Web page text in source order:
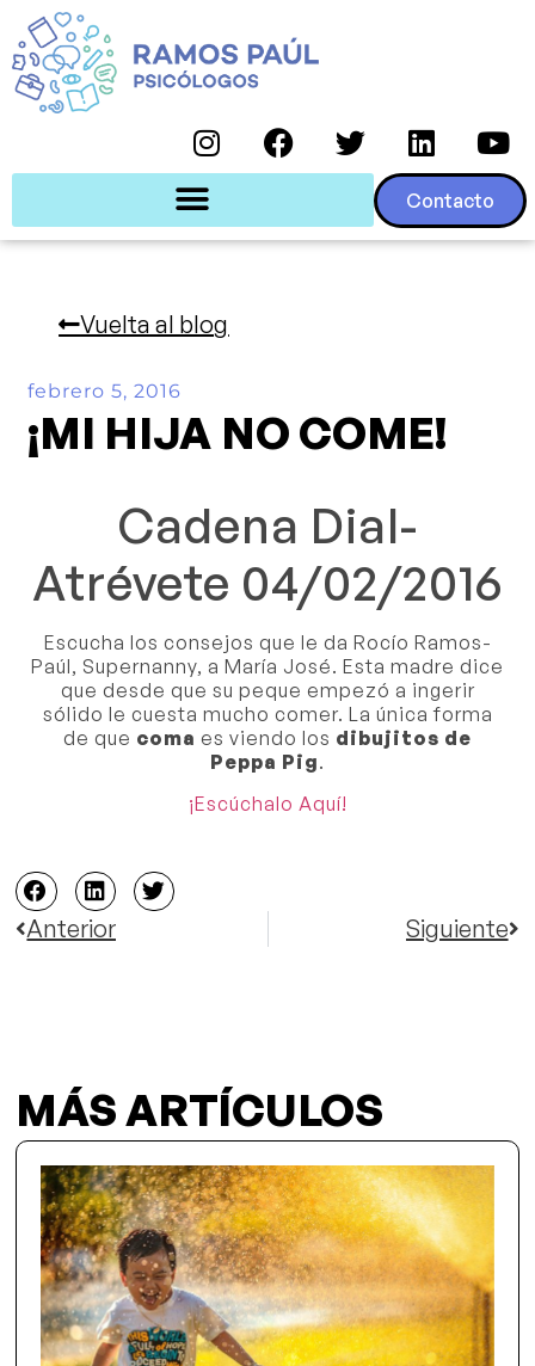
Contacto
Vuelta al blog
febrero 5, 2016
¡MI HIJA NO COME!
Cadena Dial-
Atrévete 04/02/2016
Escucha los consejos que le da Rocío Ramos-
Paúl, Supernanny, a María José. Esta madre dice
que desde que su peque empezó a ingerir
sólido le cuesta mucho comer. La única forma
de que coma es viendo los dibujitos de
Peppa Pig.
¡Escúchalo Aquí!
Anterior Siguiente
MÁS ARTÍCULOS